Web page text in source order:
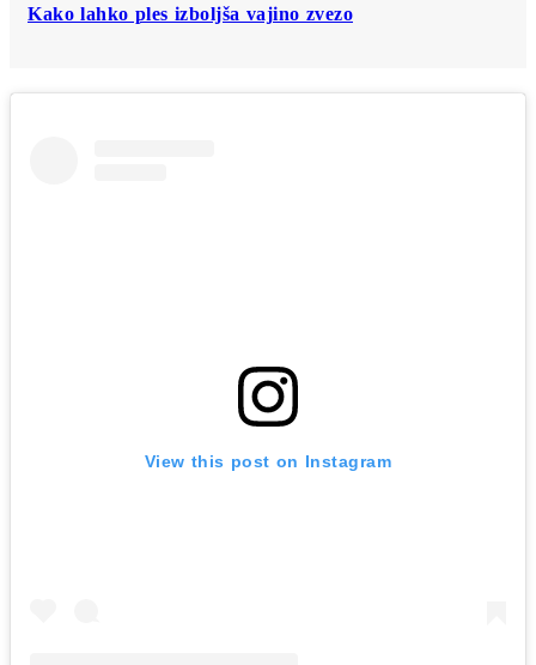
Kako lahko ples izboljša vajino zvezo
View this post on Instagram